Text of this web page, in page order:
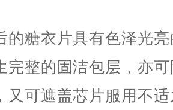
的糖衣片具有色泽光
完整的固洁包层，亦
又可遮盖芯片服用不